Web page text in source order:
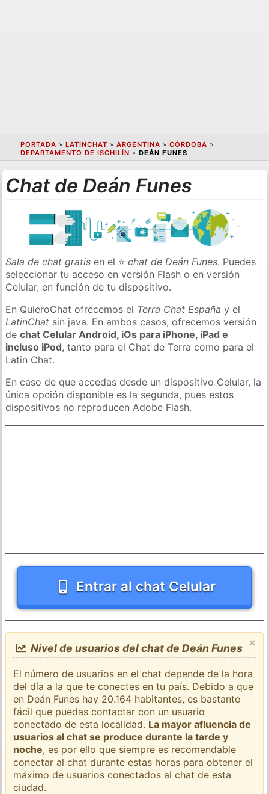
PORTADA » LATINCHAT » ARGENTINA » CÓRDOBA »
DEPARTAMENTO DE ISCHILÍN » DEÁN FUNES
Chat de Deán Funes
Sala de chat gratis en el ⭐chat de Deán Funes. Puedes
seleccionar tu acceso en versión Flash o en versión
Celular, en función de tu dispositivo.
En QuieroChat ofrecemos el Terra Chat España y el
LatinChat sin java. En ambos casos, ofrecemos versión
dechat Celular Android, iOs para iPhone, iPad e
incluso iPod, tanto para el Chat de Terra como para el
Latin Chat.
En caso de que accedas desde un dispositivo Celular, la
única opción disponible es la segunda, pues estos
dispositivos no reproducen Adobe Flash.
Entrar al chat Celular
×
Nivel de usuarios del chat de Deán Funes
El número de usuarios en el chat depende de la hora
del día a la que te conectes en tu país. Debido a que
en Deán Funes hay 20.164 habitantes, es bastante
fácil que puedas contactar con un usuario
conectado de esta localidad. La mayor afluencia de
usuarios al chat se produce durante la tarde y
noche, es por ello que siempre es recomendable
conectar al chat durante estas horas para obtener el
máximo de usuarios conectados al chat de esta
ciudad.